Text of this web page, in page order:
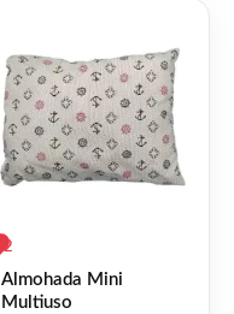
2
Almohada Mini
Multiuso